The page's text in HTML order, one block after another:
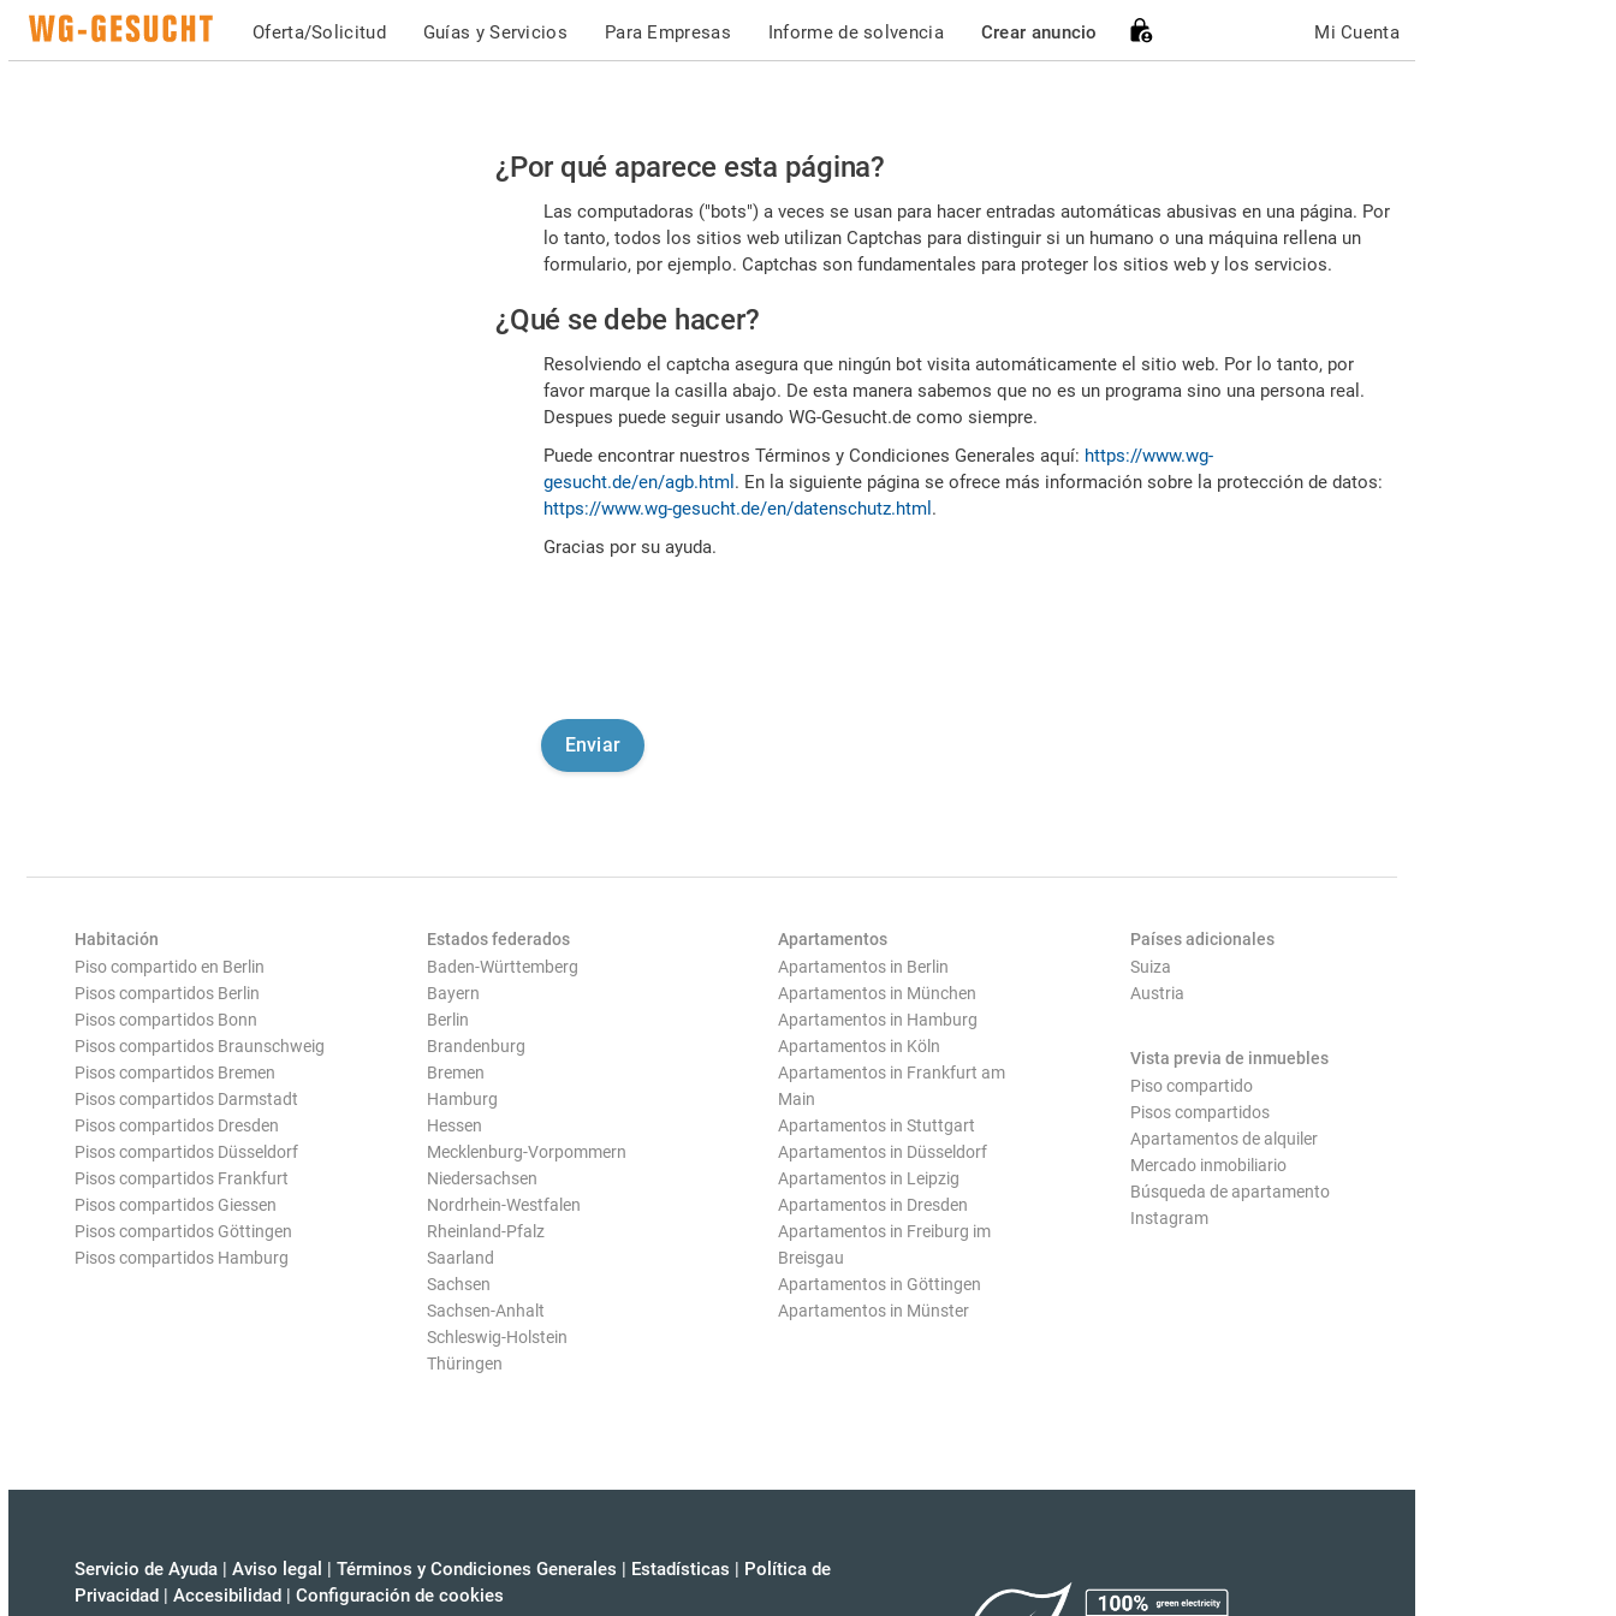
Oferta/Solicitud Guías y Servicios Para Empresas Informe de solvencia Crear anuncio Mi Cuenta
Por
favor,
confirme
es
humano
¿Por qué aparece esta página?
Las computadoras ("bots") a veces se usan para hacer entradas automáticas abusivas en una página. Por
lo tanto, todos los sitios web utilizan Captchas para distinguir si un humano o una máquina rellena un
formulario, por ejemplo. Captchas son fundamentales para proteger los sitios web y los servicios.
¿Qué se debe hacer?
Resolviendo el captcha asegura que ningún bot visita automáticamente el sitio web. Por lo tanto, por
favor marque la casilla abajo. De esta manera sabemos que no es un programa sino una persona real.
Despues puede seguir usando WG-Gesucht.de como siempre.
Puede encontrar nuestros Términos y Condiciones Generales aquí: https://www.wg-
gesucht.de/en/agb.html . En la siguiente página se ofrece más información sobre la protección de datos:
https://www.wg-gesucht.de/en/datenschutz.html .
Gracias por su ayuda.
Habitación
Piso compartido en Berlin
Pisos compartidos Berlin
Pisos compartidos Bonn
Pisos compartidos Braunschweig
Pisos compartidos Bremen
Pisos compartidos Darmstadt
Pisos compartidos Dresden
Pisos compartidos Düsseldorf
Pisos compartidos Frankfurt
Pisos compartidos Giessen
Pisos compartidos Göttingen
Pisos compartidos Hamburg
Estados federados
Baden-Württemberg
Bayern
Berlin
Brandenburg
Bremen
Hamburg
Hessen
Mecklenburg-Vorpommern
Niedersachsen
Nordrhein-Westfalen
Rheinland-Pfalz
Saarland
Sachsen
Sachsen-Anhalt
Schleswig-Holstein
Thüringen
Apartamentos
Apartamentos in Berlin
Apartamentos in München
Apartamentos in Hamburg
Apartamentos in Köln
Apartamentos in Frankfurt am
Main
Apartamentos in Stuttgart
Apartamentos in Düsseldorf
Apartamentos in Leipzig
Apartamentos in Dresden
Apartamentos in Freiburg im
Breisgau
Apartamentos in Göttingen
Apartamentos in Münster
Países adicionales
Suiza
Austria
Vista previa de inmuebles
Piso compartido
Pisos compartidos
Apartamentos de alquiler
Mercado inmobiliario
Búsqueda de apartamento
Instagram
Servicio de Ayuda | Aviso legal | Términos y Condiciones Generales | Estadísticas | Política de
Privacidad | Accesibilidad | Configuración de cookies